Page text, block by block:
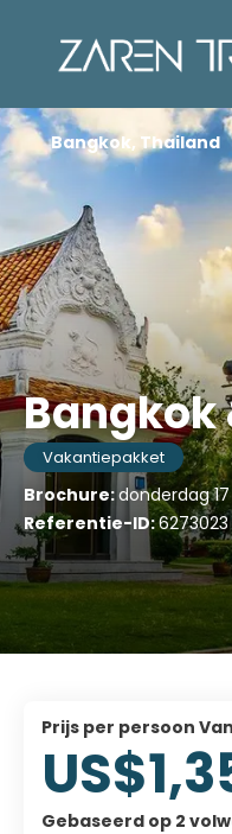
Bangkok
Vakantiepakket
Brochure:donderdag
Referentie-ID:6273023
Bangkok, Thailand
prijs per persoon
Gebaseerd op 2